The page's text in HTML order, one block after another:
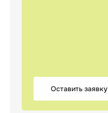
Оставить заявку